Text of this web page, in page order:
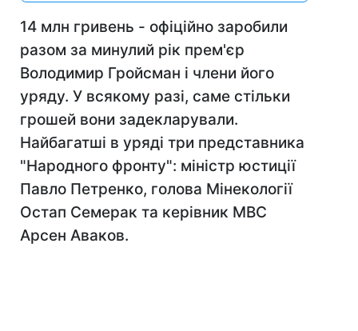
14 млн гривень - офіційно заробили
разом за минулий рік прем'єр
Володимир Гройсман і члени його
уряду. У всякому разі, саме стільки
грошей вони задекларували.
Найбагатші в уряді три представника
"Народного фронту": міністр юстиції
Павло Петренко, голова Мінекології
Остап Семерак та керівник МВС
Арсен Аваков.